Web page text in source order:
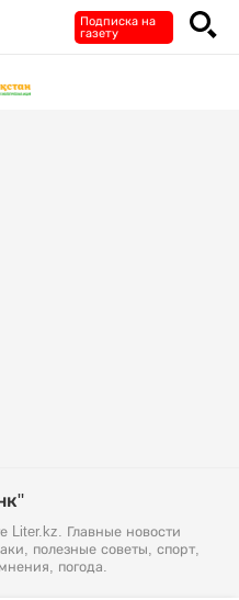
Подписка на
газету
Liter.kz. Главные новости
полезные советы, спорт,
погода.